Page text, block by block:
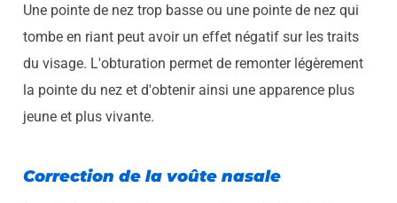
Une pointe de nez trop basse ou une pointe de nez qui
tombe en riant peut avoir un effet négatif sur les traits
du visage. L'obturation permet de remonter légèrement
la pointe du nez et d'obtenir ainsi une apparence plus
jeune et plus vivante.
Correction de la voûte nasale